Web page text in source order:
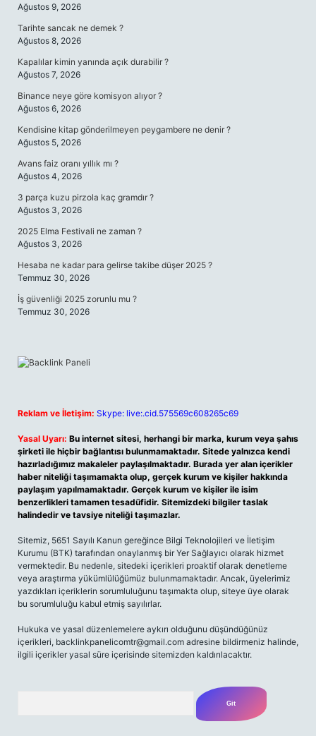
Ağustos 9, 2026
Tarihte sancak ne demek ?
Ağustos 8, 2026
Kapalılar kimin yanında açık durabilir ?
Ağustos 7, 2026
Binance neye göre komisyon alıyor ?
Ağustos 6, 2026
Kendisine kitap gönderilmeyen peygambere ne denir ?
Ağustos 5, 2026
Avans faiz oranı yıllık mı ?
Ağustos 4, 2026
3 parça kuzu pirzola kaç gramdır ?
Ağustos 3, 2026
2025 Elma Festivali ne zaman ?
Ağustos 3, 2026
Hesaba ne kadar para gelirse takibe düşer 2025 ?
Temmuz 30, 2026
İş güvenliği 2025 zorunlu mu ?
Temmuz 30, 2026
Reklam ve İletişim: Skype: live:.cid.575569c608265c69
Yasal Uyarı: Bu internet sitesi, herhangi bir marka, kurum veya şahıs
şirketi ile hiçbir bağlantısı bulunmamaktadır. Sitede yalnızca kendi
hazırladığımız makaleler paylaşılmaktadır. Burada yer alan içerikler
haber niteliği taşımamakta olup, gerçek kurum ve kişiler hakkında
paylaşım yapılmamaktadır. Gerçek kurum ve kişiler ile isim
benzerlikleri tamamen tesadüfidir. Sitemizdeki bilgiler taslak
halindedir ve tavsiye niteliği taşımazlar.
Sitemiz, 5651 Sayılı Kanun gereğince Bilgi Teknolojileri ve İletişim
Kurumu (BTK) tarafından onaylanmış bir Yer Sağlayıcı olarak hizmet
vermektedir. Bu nedenle, sitedeki içerikleri proaktif olarak denetleme
veya araştırma yükümlülüğümüz bulunmamaktadır. Ancak, üyelerimiz
yazdıkları içeriklerin sorumluluğunu taşımakta olup, siteye üye olarak
bu sorumluluğu kabul etmiş sayılırlar.
Hukuka ve yasal düzenlemelere aykırı olduğunu düşündüğünüz
içerikleri, backlinkpanelicomtr@gmail.com adresine bildirmeniz halinde,
ilgili içerikler yasal süre içerisinde sitemizden kaldırılacaktır.